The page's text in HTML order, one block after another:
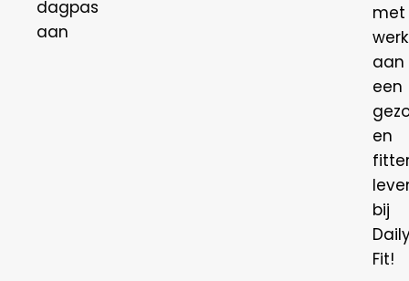
dagpas
aan
met
aan
een
en
bij
Fit!